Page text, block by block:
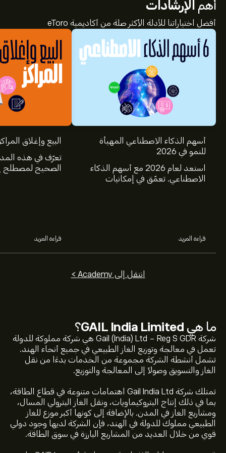
ما هي GAIL India Limited؟
شركة Gail (India) Ltd - Reg S GDR هي شركة مملوكة للدولة
تعمل في معالجة وتوزيع الغاز الطبيعي في جميع أنحاء الهند.
تشمل أنشطة الشركة مجموعة من الخدمات بدءًا من نقل
الغاز والتسويق وصولاً إلى المعالجة والتوزيع.
تمتلك شركة Gail India Ltd اهتمامات متنوعة في قطاع الطاقة،
بما في ذلك إنتاج البتروكيماويات، ونقل الغاز البترولي المسال،
ومشاريع الغاز في المدن. بالإضافة إلى كونها أكبر موزع للغاز
الطبيعي مملوك للدولة في الهند، فإن الشركة لديها وجود دولي
قوي من خلال العديد من المشاريع البارزة في سوق الطاقة.
أهم الإرشادات
أفضل اختياراتنا للأدلة الأكثر صلة من أكاديمية eToro
أسهم الذكاء الاصطناعي المهيأة
للنمو في 2026
استعد لعام 2026 مع أسهم الذكاء
الاصطناعي. تعمّق في إمكانيات
قراءة المزيد
البيع وإغلاق
تعرّف في هذه
الصحيح لمصطلح
قراءة المزيد
انتقل إلى Academy >
سعر GAID.L الآن هو 10.40‎$‎.